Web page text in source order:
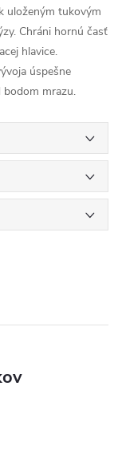
uloženým tukovým
Chráni hornú časť
hlavice.
úspešne
mrazu.